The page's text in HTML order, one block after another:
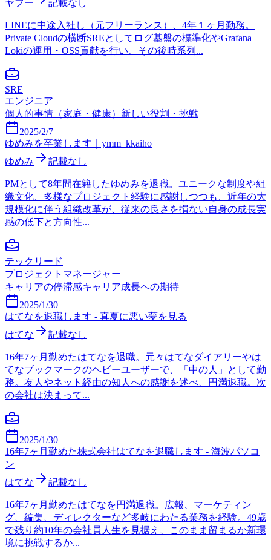
ヤフー
記載なし
LINEに中途入社し（元フリーランス）、4年１ヶ月勤務。
Private Cloudの横断SREとしてログ基盤の標準化やGrafana
Lokiの運用・OSS貢献を行い、その後時系列...
SRE
エンジニア
個人的事情（家庭・健康） 新しい役割・挑戦
2025/2/7
ゆめみを卒業します｜ymm_kkaiho
ゆめみ
記載なし
PMとして8年間在籍したゆめみを退職。ユニークな制度や組
織文化、多様なプロジェクト経験に感謝しつつも、近年の大
規模化に伴う組織改革が、従来の良さを損ない自身の成長実
感の低下と方向性...
テックリード
プロジェクトマネージャー
キャリアの停滞感キャリア成長への期待
2025/1/30
はてなを退職します - 真夏に悪い夢を見る
はてな
記載なし
16年7ヶ月勤めたはてなを退職。元々はてなダイアリーやは
てなブックマークのヘビーユーザーで、「中の人」として勤
務。友人やネット経由の知人への感謝を述べ、円満退職。次
の会社は決まって...
2025/1/30
16年7ヶ月勤めた株式会社はてなを退職します - 海波パソコ
ン
はてな
記載なし
16年7ヶ月勤めたはてなを円満退職。広報、マーケティン
グ、編集、ディレクターなど多岐にわたる業務を経験。49歳
で残り約10年の会社員人生を見据え、このまま留まるか新環
境に挑戦するか...